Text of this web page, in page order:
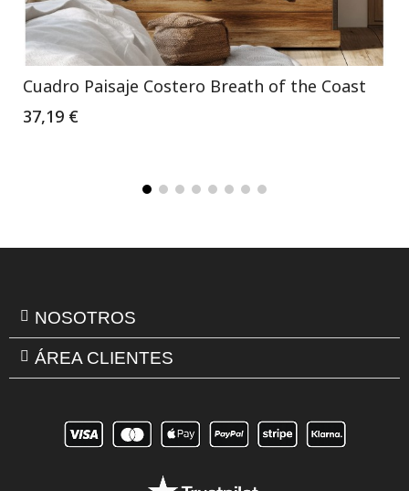
Cuadro Paisaje Costero Breath of the Coast
37,19 €
NOSOTROS
ÁREA CLIENTES